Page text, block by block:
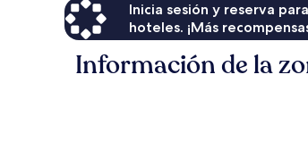
Inicia sesión y reserva
hoteles. ¡Más
Información de la